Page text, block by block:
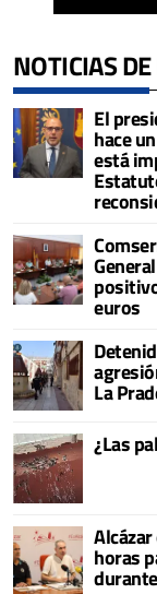
NOTICIAS
El
hace
está
euros
La
¿Las
horas